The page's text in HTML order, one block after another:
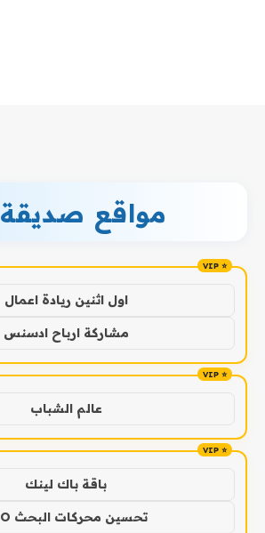
مواقع صديقة
اول اثنين ريادة اعمال
مشاركة ارباح ادسنس
عالم الشباب
باقة باك لينك
تحسين محركات البحث SEO